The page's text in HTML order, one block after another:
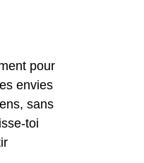
pour
envies
sans
toi